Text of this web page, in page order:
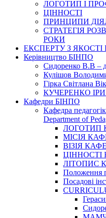
ЛОГОТИП І
ЦІННОСТІ
ПРИНЦИПИ
СТРАТЕГІЯ
РОКИ
ЕКСПЕРТУ З
Керівництво БІНПО
Сидоренко В.В –
Кулішов
Гірка Світлана
КУЧЕРЕНКО
Кафедри БІНПО
Кафедра
Department of
ЛОГОТИП
МІСІЯ
ВІЗІЯ
ЦІННОСТІ
ЛІТОПИС
Положення
Посадові